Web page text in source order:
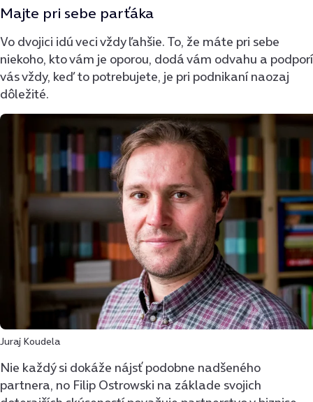
Majte pri sebe parťáka
Vo dvojici idú veci vždy ľahšie. To, že máte pri sebe
niekoho, kto vám je oporou, dodá vám odvahu a podporí
vás vždy, keď to potrebujete, je pri podnikaní naozaj
dôležité.
Juraj Koudela
Nie každý si dokáže nájsť podobne nadšeného
partnera, no Filip Ostrowski na základe svojich